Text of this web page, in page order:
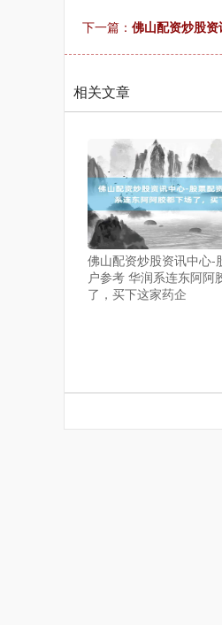
下一篇： 佛山配资炒股
相关文章
佛山配资炒股资讯中心-
户参考 华润系连东阿阿
了，买下这家药企